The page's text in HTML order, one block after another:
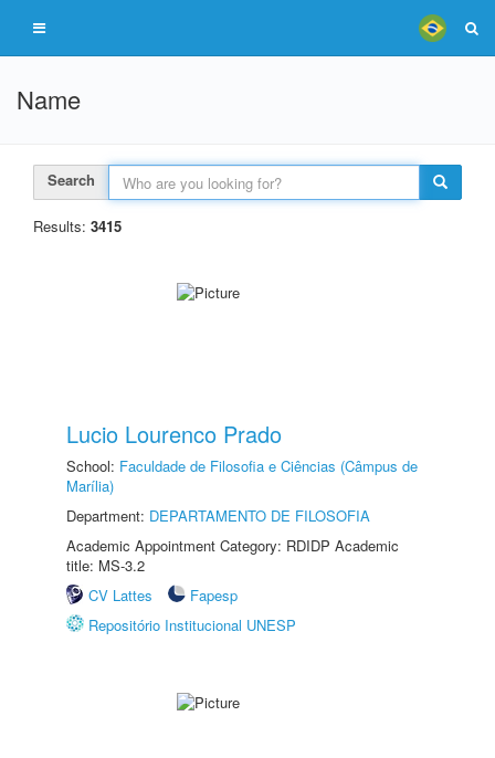
Name
Search
Results: 3415
Lucio Lourenco Prado
School: Faculdade de Filosofia e Ciências (Câmpus de
Marília)
Department: DEPARTAMENTO DE FILOSOFIA
Academic Appointment Category: RDIDP Academic
title: MS-3.2
CV Lattes
Fapesp
Repositório Institucional UNESP